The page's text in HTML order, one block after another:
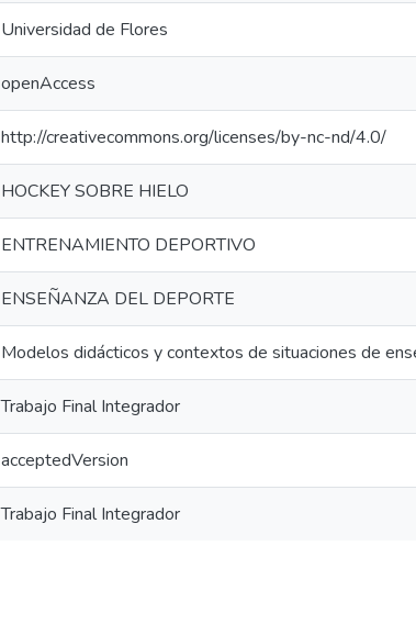
Universidad de Flores
openAccess
http://creativecommons.org/licenses/by-nc-nd/4.0/
HOCKEY SOBRE HIELO
ENTRENAMIENTO DEPORTIVO
ENSEÑANZA DEL DEPORTE
Modelos didácticos y contextos de situaciones de
Trabajo Final Integrador
acceptedVersion
Trabajo Final Integrador